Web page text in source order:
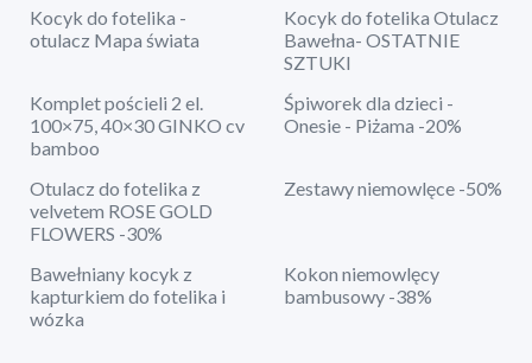
Kocyk do fotelika -
otulacz Mapa świata
Kocyk do fotelika Otulacz
Bawełna- OSTATNIE
SZTUKI
Komplet pościeli 2 el.
100×75, 40×30 GINKO cv
bamboo
Śpiworek dla dzieci -
Onesie - Piżama -20%
Otulacz do fotelika z
velvetem ROSE GOLD
FLOWERS -30%
Zestawy niemowlęce -50%
Bawełniany kocyk z
kapturkiem do fotelika i
wózka
Kokon niemowlęcy
bambusowy -38%